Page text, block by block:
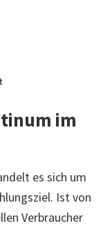
im
es sich um
Ist von
Verbraucher